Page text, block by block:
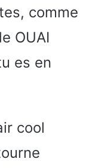
comme
OUAI
es en
cool